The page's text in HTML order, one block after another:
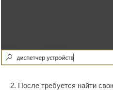
После требуется найти